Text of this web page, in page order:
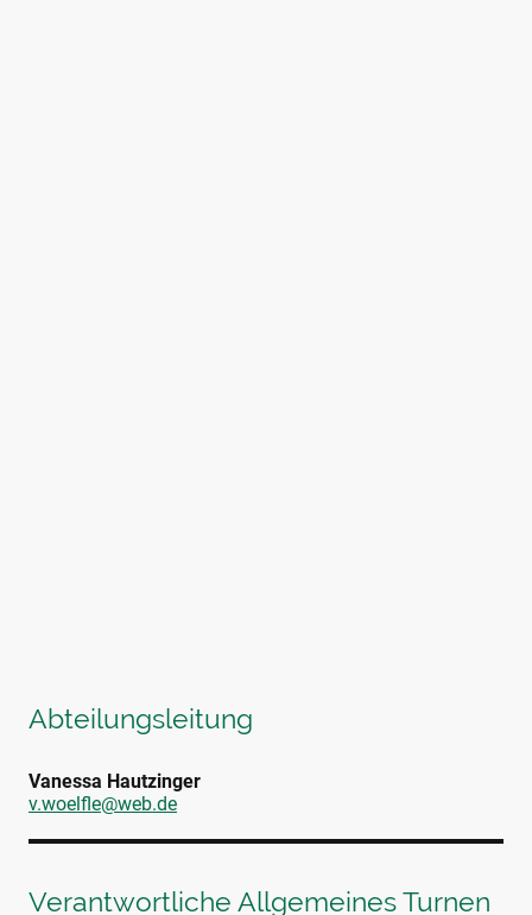
Abteilungsleitung
Vanessa Hautzinger
v.woelfle@web.de
Verantwortliche Allgemeines Turnen